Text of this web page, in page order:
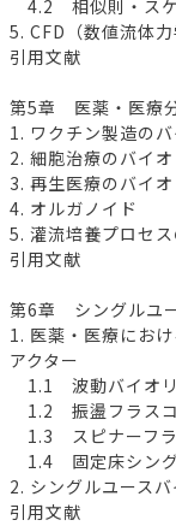
4.2 相似則・ス
5. CFD（数値流体
引用文献
第5章 医薬・医療
1. ワクチン製造の
2. 細胞治療のバイ
3. 再生医療のバイ
4. オルガノイド
5. 灌流培養プロセ
引用文献
第6章 シングルユ
1. 医薬・医療にお
アクター
1.1 波動バイオリ
1.2 振盪フラスコ
1.3 スピナーフラ
1.4 固定床シング
2. シングルユース
引用文献